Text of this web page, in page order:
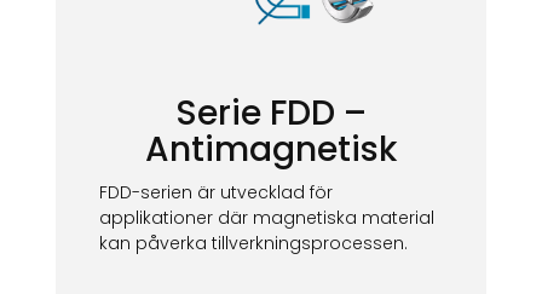
Serie FDD –
Antimagnetisk
FDD-serien är utvecklad för
applikationer där magnetiska material
kan påverka tillverkningsprocessen.